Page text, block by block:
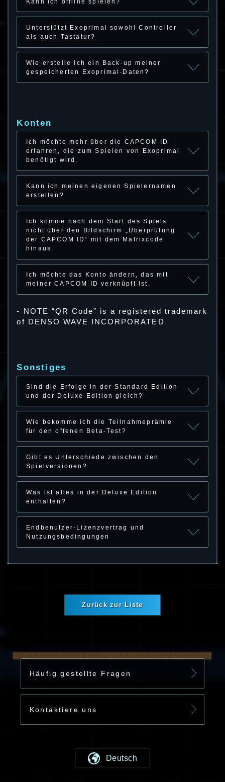
Unterstützt Exoprimal sowohl Controller
als auch Tastatur?
Wie erstelle ich ein Back-up meiner
gespeicherten Exoprimal-Daten?
Konten
Ich möchte mehr über die CAPCOM ID
erfahren, die zum Spielen von Exoprimal
benötigt wird.
Kann ich meinen eigenen Spielernamen
erstellen?
Ich komme nach dem Start des Spiels
nicht über den Bildschirm „Überprüfung
der CAPCOM ID“ mit dem Matrixcode
hinaus.
Ich möchte das Konto ändern, das mit
meiner CAPCOM ID verknüpft ist.
- NOTE “QR Code” is a registered trademark
of DENSO WAVE INCORPORATED
Sonstiges
Sind die Erfolge in der Standard Edition
und der Deluxe Edition gleich?
Wie bekomme ich die Teilnahmeprämie
für den offenen Beta-Test?
Gibt es Unterschiede zwischen den
Spielversionen?
Was ist alles in der Deluxe Edition
enthalten?
Endbenutzer-Lizenzvertrag und
Nutzungsbedingungen
Zurück zur Liste
Häufig gestellte Fragen
Kontaktiere uns
Deutsch